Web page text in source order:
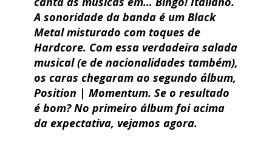
A sonoridade da banda é um Black
Metal misturado com toques de
Hardcore. Com essa verdadeira salada
musical (e de nacionalidades também),
os caras chegaram ao segundo álbum,
Position | Momentum. Se o resultado
é bom? No primeiro álbum foi acima
da expectativa, vejamos agora.